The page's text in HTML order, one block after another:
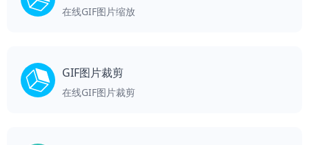
在线GIF图片缩放
GIF图片裁剪
在线GIF图片裁剪